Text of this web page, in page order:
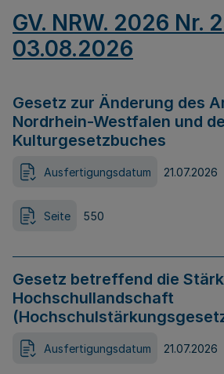
GV. NRW. 2026 Nr.
03.08.2026
Gesetz zur Änderung des
Nordrhein-Westfalen und
Kulturgesetzbuches
Ausfertigungsdatum 21.07.2026
Seite 550
Gesetz betreffend die
Hochschullandschaft
Ausfertigungsdatum 21.07.2026